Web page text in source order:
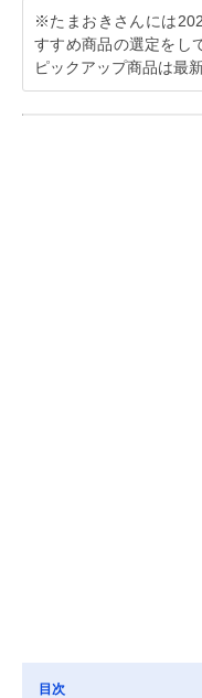
※たまおきさんには
すすめ商品の選定をし
ピックアップ商品は最
目次